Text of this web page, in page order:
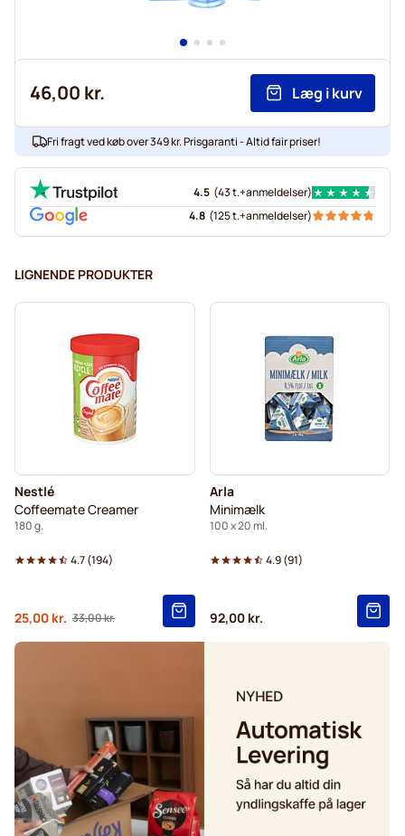
46,00 kr. Læg i kurv
Fri fragt ved køb over 349 kr. Prisgaranti - Altid fair priser!
4.5 (43 t.+anmeldelser)
4.8 (125 t.+anmeldelser)
LIGNENDE PRODUKTER
Nestlé
Coffeemate Creamer
180 g.
4.7(194)
Normalpris
33,00 kr.
Fra
25,00 kr.
Arla
Minimælk
100 x 20 ml.
4.9(91)
92,00 kr.